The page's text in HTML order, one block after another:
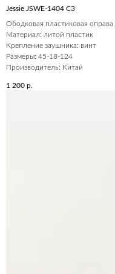
Jessie JSWE-1404 С3
Ободковая пластиковая оправа
Материал: литой пластик
Крепление заушника: винт
Размеры: 45-18-124
Производитель: Китай
1 200 р.